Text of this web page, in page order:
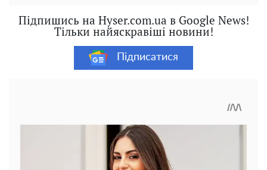
Підпишись на Hyser.com.ua в Google News!
Тільки найяскравіші новини!
Підписатися